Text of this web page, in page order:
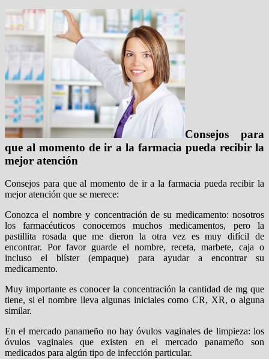
Consejos para
que al momento de ir a la farmacia pueda recibir la
mejor atención
Consejos para que al momento de ir a la farmacia pueda recibir la
mejor atención que se merece:
Conozca el nombre y concentración de su medicamento: nosotros
los farmacéuticos conocemos muchos medicamentos, pero la
pastillita rosada que me dieron la otra vez es muy difícil de
encontrar. Por favor guarde el nombre, receta, marbete, caja o
incluso el blíster (empaque) para ayudar a encontrar su
medicamento.
Muy importante es conocer la concentración la cantidad de mg que
tiene, si el nombre lleva algunas iniciales como CR, XR, o alguna
similar.
En el mercado panameño no hay óvulos vaginales de limpieza: los
óvulos vaginales que existen en el mercado panameño son
medicados para algún tipo de infección particular.